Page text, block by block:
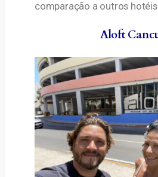
comparação a outros
Aloft